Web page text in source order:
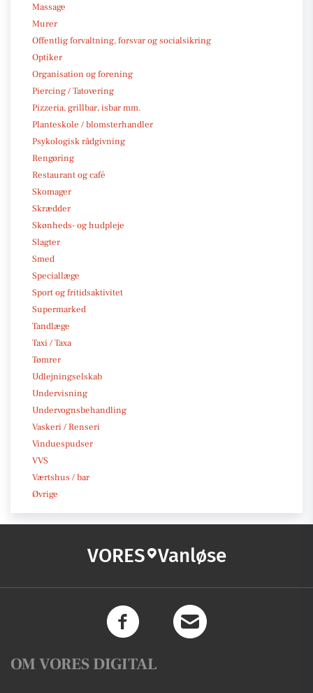
Massage
Murer
Offentlig forvaltning, forsvar og socialsikring
Optiker
Organisation og forening
Piercing / Tatovering
Pizzeria, grillbar, isbar mm.
Planteskole / blomsterhandler
Psykologisk rådgivning
Rengøring
Restaurant og café
Skomager
Skrædder
Skønheds- og hudpleje
Slagter
Smed
Speciallæge
Sport og fritidsaktivitet
Supermarked
Tandlæge
Taxi / Taxa
Tømrer
Udlejningselskab
Undervisning
Undervognsbehandling
Vaskeri / Renseri
Vinduespudser
VVS
Værtshus / bar
Øvrige
VORES Vanløse
OM VORES DIGITAL